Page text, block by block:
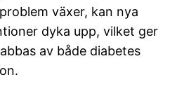
växer, kan nya
dyka upp, vilket ger
av både diabetes